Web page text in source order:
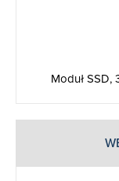
Moduł SSD,